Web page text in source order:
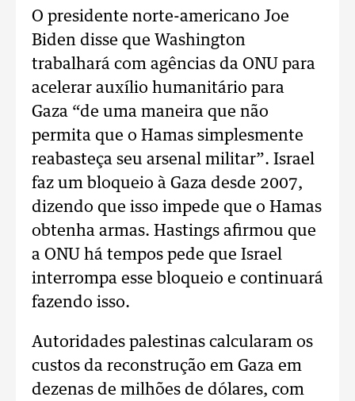
O presidente norte-americano Joe
Biden disse que Washington
trabalhará com agências da ONU para
acelerar auxílio humanitário para
Gaza “de uma maneira que não
permita que o Hamas simplesmente
reabasteça seu arsenal militar”. Israel
faz um bloqueio à Gaza desde 2007,
dizendo que isso impede que o Hamas
obtenha armas. Hastings afirmou que
a ONU há tempos pede que Israel
interrompa esse bloqueio e continuará
fazendo isso.
Autoridades palestinas calcularam os
custos da reconstrução em Gaza em
dezenas de milhões de dólares, com